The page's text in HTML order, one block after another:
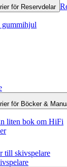
för Reservdelar
gummihjul
för Böcker &
liten bok om HiFi
till skivspelare